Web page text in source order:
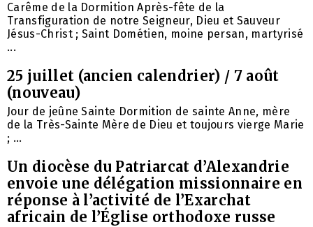
Carême de la Dormition Après-fête de la
Transfiguration de notre Seigneur, Dieu et Sauveur
Jésus-Christ ; Saint Dométien, moine persan, martyrisé
...
25 juillet (ancien calendrier) / 7 août
(nouveau)
Jour de jeûne Sainte Dormition de sainte Anne, mère
de la Très-Sainte Mère de Dieu et toujours vierge Marie
; ...
Un diocèse du Patriarcat d’Alexandrie
envoie une délégation missionnaire en
réponse à l’activité de l’Exarchat
africain de l’Église orthodoxe russe